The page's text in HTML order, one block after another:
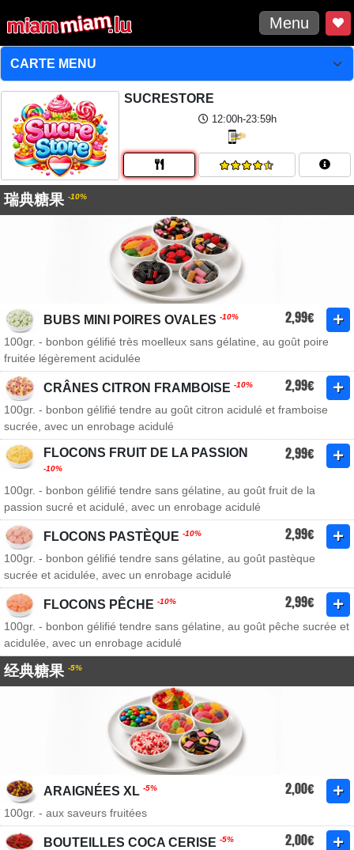
Menu
SUCRESTORE
12:00h-23:59h
瑞典糖果 -10%
BUBS MINI POIRES OVALES -10% 2,99€
100gr. - bonbon gélifié très moelleux sans gélatine, au goût poire
fruitée légèrement acidulée
CRÂNES CITRON FRAMBOISE -10% 2,99€
100gr. - bonbon gélifié tendre au goût citron acidulé et framboise
sucrée, avec un enrobage acidulé
FLOCONS FRUIT DE LA PASSION
-10%
2,99€
100gr. - bonbon gélifié tendre sans gélatine, au goût fruit de la
passion sucré et acidulé, avec un enrobage acidulé
FLOCONS PASTÈQUE -10% 2,99€
100gr. - bonbon gélifié tendre sans gélatine, au goût pastèque
sucrée et acidulée, avec un enrobage acidulé
FLOCONS PÊCHE -10% 2,99€
100gr. - bonbon gélifié tendre sans gélatine, au goût pêche sucrée et
acidulée, avec un enrobage acidulé
经典糖果 -5%
ARAIGNÉES XL -5% 2,00€
100gr. - aux saveurs fruitées
BOUTEILLES COCA CERISE -5% 2,00€